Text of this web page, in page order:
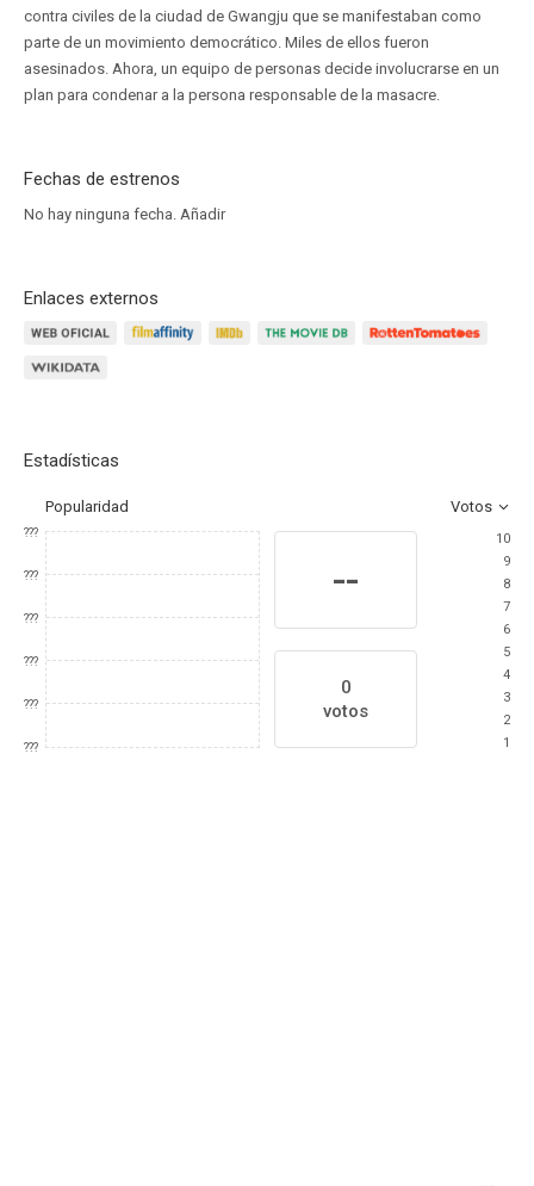
contra civiles de la ciudad de Gwangju que se manifestaban como
parte de un movimiento democrático. Miles de ellos fueron
asesinados. Ahora, un equipo de personas decide involucrarse en un
plan para condenar a la persona responsable de la masacre.
Fechas de estrenos
No hay ninguna fecha. Añadir
Enlaces externos
Estadísticas
Popularidad Votos
???
???
???
???
???
???
--
0
votos
10
9
8
7
6
5
4
3
2
1